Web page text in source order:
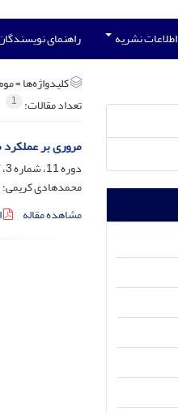
اطلاعات نشریه راهنمای
کلیدواژه‌ها =
تعداد مقالات: 1
مروری بر
دوره 11، شماره 3، آذر 1400، صفحه
محمدهادی
مشاهده مقاله